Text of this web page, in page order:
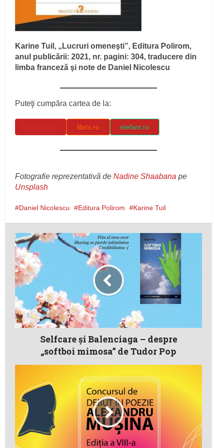
Karine Tuil, „Lucruri omeneşti”, Editura Polirom,
anul publicării: 2021, nr. pagini: 304, traducere din
limba franceză şi note de Daniel Nicolescu
Puteţi cumpăra cartea de la:
libris.ro elefant.ro
Fotografie reprezentativă deNadine Shaabana pe
Unsplash
Daniel Nicolescu Editura Polirom Karine Tuil
Selfcare și Balenciaga – despre
„softboi mimosa” de Tudor Pop